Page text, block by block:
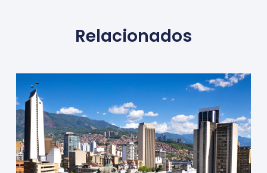
Relacionados